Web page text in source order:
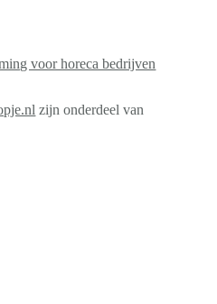
voor horeca bedrijven
zijn onderdeel van